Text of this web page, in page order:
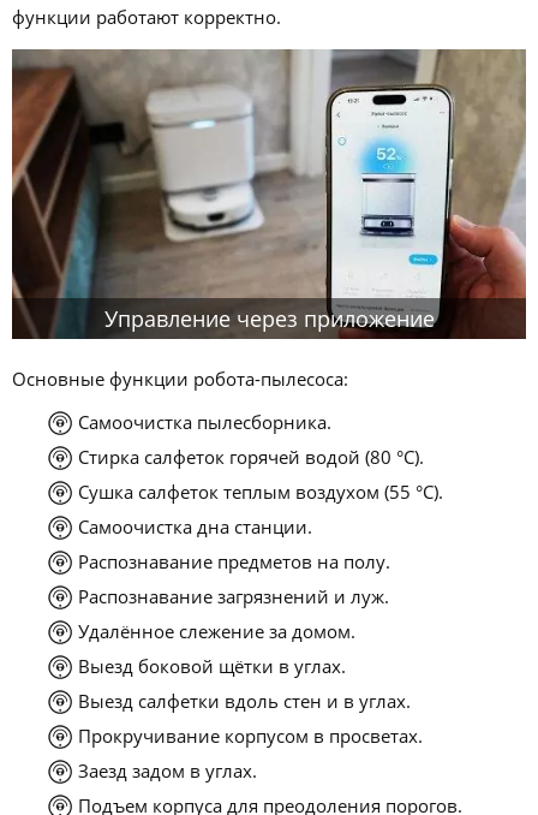
функции работают корректно.
Управление через приложение
Основные функции робота-пылесоса:
Самоочистка пылесборника.
Стирка салфеток горячей водой (80 °C).
Сушка салфеток теплым воздухом (55 °C).
Самоочистка дна станции.
Распознавание предметов на полу.
Распознавание загрязнений и луж.
Удалённое слежение за домом.
Выезд боковой щётки в углах.
Выезд салфетки вдоль стен и в углах.
Прокручивание корпусом в просветах.
Заезд задом в углах.
Подъем корпуса для преодоления порогов.